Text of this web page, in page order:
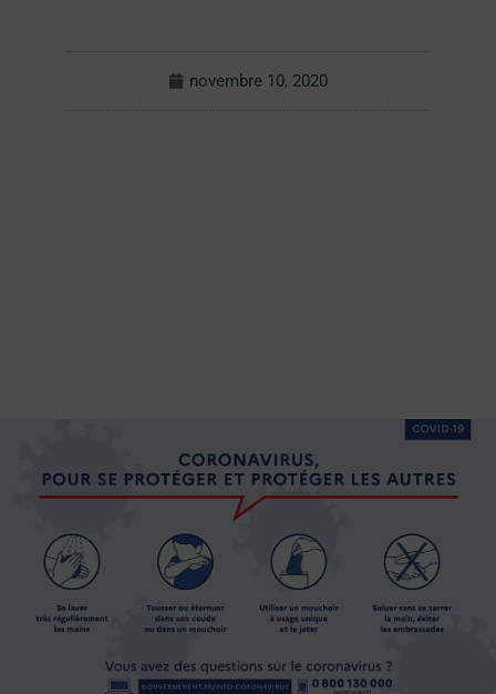
novembre 10, 2020